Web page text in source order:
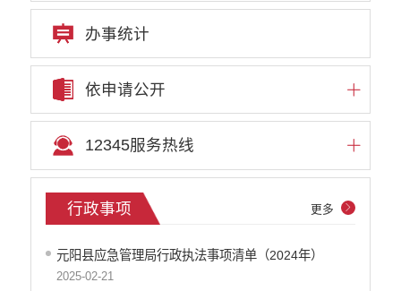
重点领域责任部门信息公开
办事统计
依申请公开
12345服务热线
行政事项
元阳县应急管理局行政执法事项清单（2024年）
2025-02-21
更多